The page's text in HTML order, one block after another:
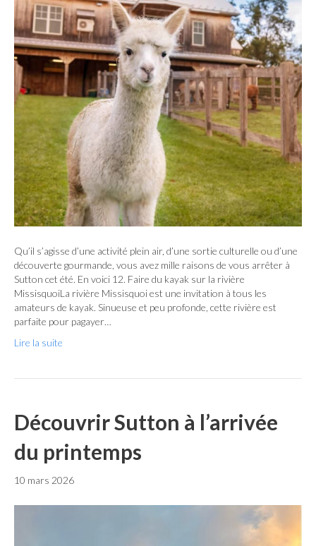
Qu’il s’agisse d’une activité plein air, d’une sortie culturelle ou d’une
découverte gourmande, vous avez mille raisons de vous arrêter à
Sutton cet été. En voici 12. Faire du kayak sur la rivière
MissisquoiLa rivière Missisquoi est une invitation à tous les
amateurs de kayak. Sinueuse et peu profonde, cette rivière est
parfaite pour pagayer…
Lire la suite
Découvrir Sutton à l’arrivée
du printemps
10 mars 2026